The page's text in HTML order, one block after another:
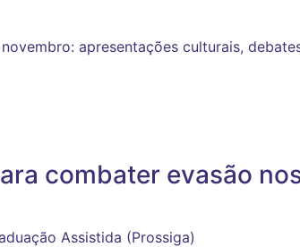
apresentações culturais,
combater evasão
Assistida (Prossiga)